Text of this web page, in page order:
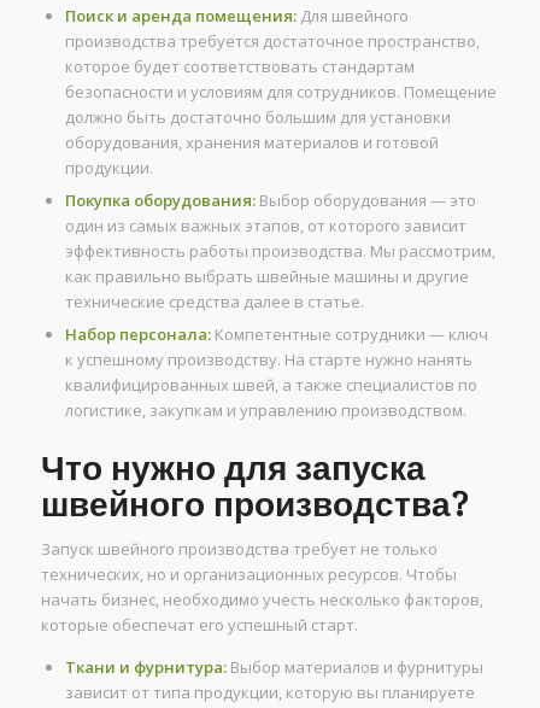
Поиск и аренда помещения:Для швейного
производства требуется достаточное пространство,
которое будет соответствовать стандартам
безопасности и условиям для сотрудников. Помещение
должно быть достаточно большим для установки
оборудования, хранения материалов и готовой
продукции.
Покупка оборудования:Выбор оборудования — это
один из самых важных этапов, от которого зависит
эффективность работы производства. Мы рассмотрим,
как правильно выбрать швейные машины и другие
технические средства далее в статье.
Набор персонала:Компетентные сотрудники — ключ
к успешному производству. На старте нужно нанять
квалифицированных швей, а также специалистов по
логистике, закупкам и управлению производством.
Что нужно для запуска
швейного производства?
Запуск швейного производства требует не только
технических, но и организационных ресурсов. Чтобы
начать бизнес, необходимо учесть несколько факторов,
которые обеспечат его успешный старт.
Ткани и фурнитура:Выбор материалов и фурнитуры
зависит от типа продукции, которую вы планируете